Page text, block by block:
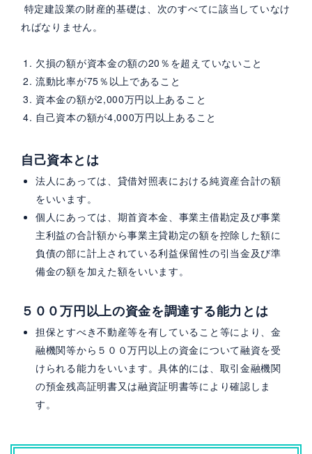
特定建設業の財産的基礎は、次のすべてに該当していなけ
ればなりません。
欠損の額が資本金の額の20％を超えていないこと
流動比率が75％以上であること
資本金の額が2,000万円以上あること
自己資本の額が4,000万円以上あること
自己資本とは
法人にあっては、貸借対照表における純資産合計の額
をいいます。
個人にあっては、期首資本金、事業主借勘定及び事業
主利益の合計額から事業主貸勘定の額を控除した額に
負債の部に計上されている利益保留性の引当金及び準
備金の額を加えた額をいいます。
５００万円以上の資金を調達する能力とは
担保とすべき不動産等を有していること等により、金
融機関等から５００万円以上の資金について融資を受
けられる能力をいいます。具体的には、取引金融機関
の預金残高証明書又は融資証明書等により確認しま
す。